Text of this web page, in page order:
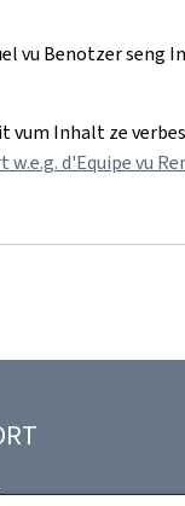
vu Benotzer
Inhalt ze
d'Equipe vu